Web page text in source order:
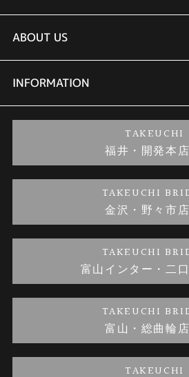
結婚指輪
セットリング
婚約ネックレス
金・プラチナのお取引
TAKEUCHI BRIDAL金沢本店情報
商品一覧
ブランドリスト
金澤指輪工房｜手作りペアリング
金澤指輪工房｜手作り結婚指輪 and 婚約
金澤指輪工房｜手作り婚約指輪プロポー
ABOUT US
会社概要
お客様の声
INFORMATION
プライバシーポリシー
TAKEUCHI
福井・開発本店
TAKEUCHI
金沢・野々市店
TAKEUCHI
富山インター・二
TAKEUCHI
富山・総曲輪店
TAKEUCHI